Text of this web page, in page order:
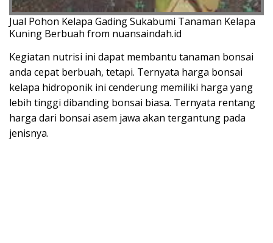
Jual Pohon Kelapa Gading Sukabumi Tanaman Kelapa
Kuning Berbuah from nuansaindah.id
Kegiatan nutrisi ini dapat membantu tanaman bonsai
anda cepat berbuah, tetapi. Ternyata harga bonsai
kelapa hidroponik ini cenderung memiliki harga yang
lebih tinggi dibanding bonsai biasa. Ternyata rentang
harga dari bonsai asem jawa akan tergantung pada
jenisnya.